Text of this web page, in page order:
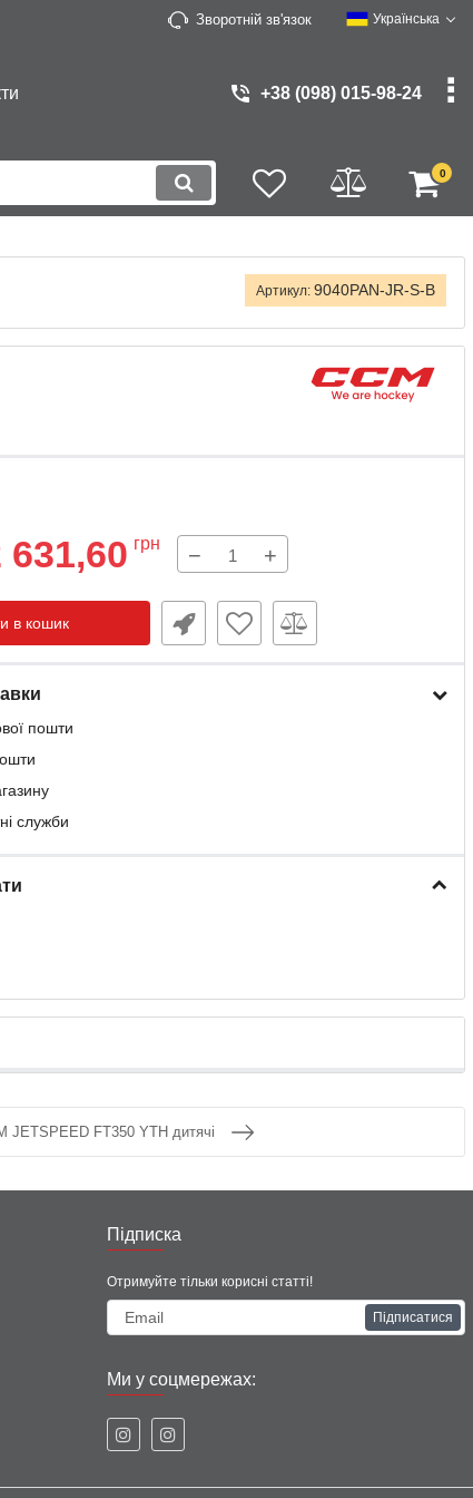
Зворотній зв'язок Українська
+38 (098) 015-98-24
0
Артикул: 9040PAN-JR-S-B
631,60 грн − +
в кошик
пошти
служби
JETSPEED FT350 YTH дитячі
Підписка
Отримуйте тільки корисні статті!
Підписатися
Ми у соцмережах: